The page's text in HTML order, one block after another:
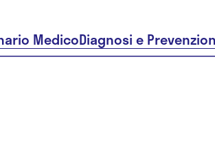
MedicoDiagnosi e